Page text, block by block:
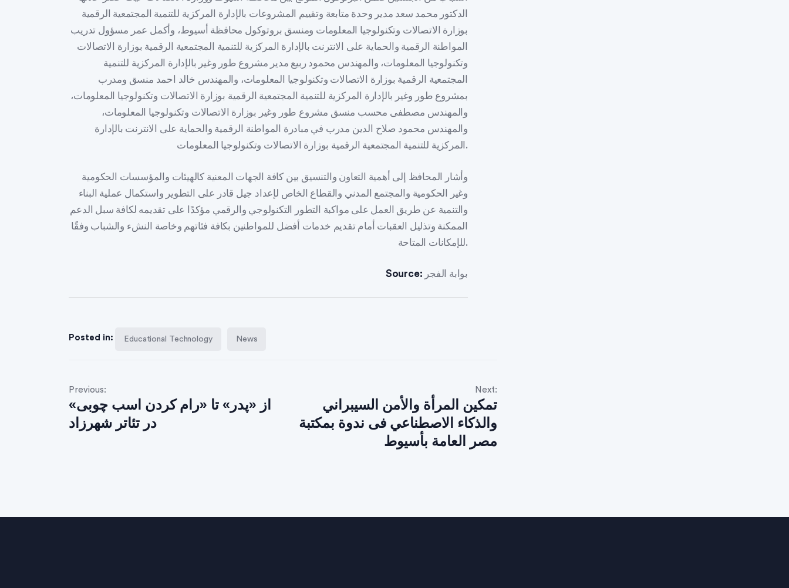
الدكتور محمد سعد مدير وحدة متابعة وتقييم المشروعات بالإدارة المركزية للتنمية المجتمعية الرقمية
بوزارة الاتصالات وتكنولوجيا المعلومات ومنسق بروتوكول محافظة أسيوط، وأكمل عمر مسؤول تدريب
المواطنة الرقمية والحماية على الانترنت بالإدارة المركزية للتنمية المجتمعية الرقمية بوزارة الاتصالات
وتكنولوجيا المعلومات، والمهندس محمود ربيع مدير مشروع طور وغير بالإدارة المركزية للتنمية
المجتمعية الرقمية بوزارة الاتصالات وتكنولوجيا المعلومات، والمهندس خالد احمد منسق ومدرب
بمشروع طور وغير بالإدارة المركزية للتنمية المجتمعية الرقمية بوزارة الاتصالات وتكنولوجيا المعلومات،
والمهندس مصطفى محسب منسق مشروع طور وغير بوزارة الاتصالات وتكنولوجيا المعلومات،
والمهندس محمود صلاح الدين مدرب في مبادرة المواطنة الرقمية والحماية على الانترنت بالإدارة
المركزية للتنمية المجتمعية الرقمية بوزارة الاتصالات وتكنولوجيا المعلومات.
وأشار المحافظ إلى أهمية التعاون والتنسيق بين كافة الجهات المعنية كالهيئات والمؤسسات الحكومية
وغير الحكومية والمجتمع المدني والقطاع الخاص لإعداد جيل قادر على التطوير واستكمال عملية البناء
والتنمية عن طريق العمل على مواكبة التطور التكنولوجي والرقمي مؤكدًا على تقديمه لكافة سبل الدعم
الممكنة وتذليل العقبات أمام تقديم خدمات أفضل للمواطنين بكافة فئاتهم وخاصة النشء والشباب وفقًا
للإمكانات المتاحة.
Source: بوابة الفجر
Posted in: Educational Technology News
Previous:
از «پدر» تا «رام کردن اسب چوبی»
در تئاتر شهرزاد
Next:
تمكين المرأة والأمن السيبراني
والذكاء الاصطناعي فى ندوة بمكتبة
مصر العامة بأسيوط